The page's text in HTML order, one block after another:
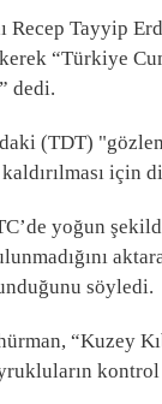
Recep Tayyip
“Türkiye
dedi.
(TDT)
için
yoğun
söyledi.
“Kuzey
kontrol